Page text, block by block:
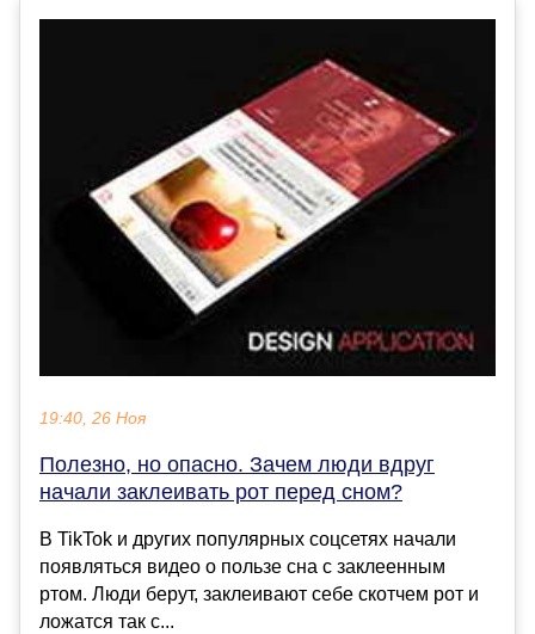
19:40, 26 Ноя
Полезно, но опасно. Зачем люди вдруг
начали заклеивать рот перед сном?
В TikTok и других популярных соцсетях начали
появляться видео о пользе сна с заклеенным
ртом. Люди берут, заклеивают себе скотчем рот и
ложатся так с...